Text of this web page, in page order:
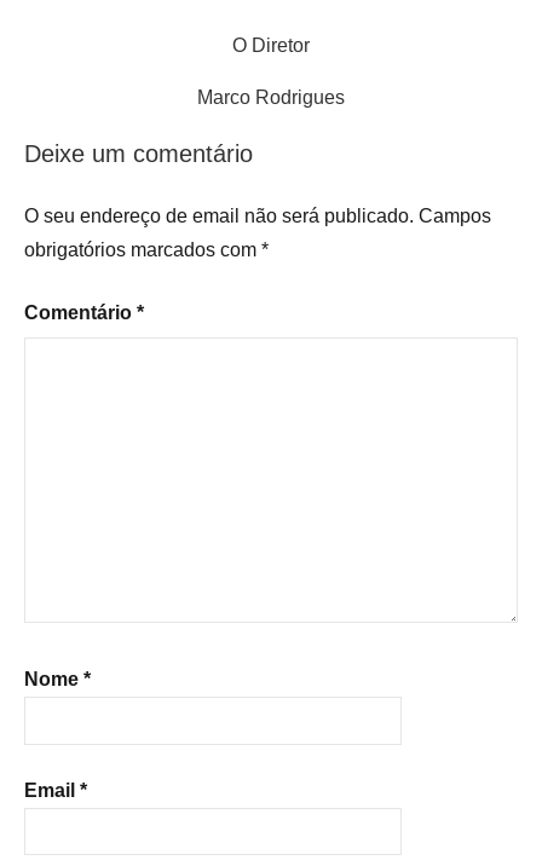
O Diretor
Marco Rodrigues
Deixe um comentário
O seu endereço de email não será publicado. Campos
obrigatórios marcados com *
Comentário *
Nome *
Email *